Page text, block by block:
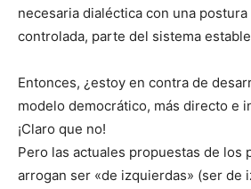
necesaria dialéctica con una
controlada, parte del sistema
Entonces, ¿estoy en contra de
modelo democrático, más directo e
¡Claro que no!
Pero las actuales propuestas de los
arrogan ser «de izquierdas» (ser de